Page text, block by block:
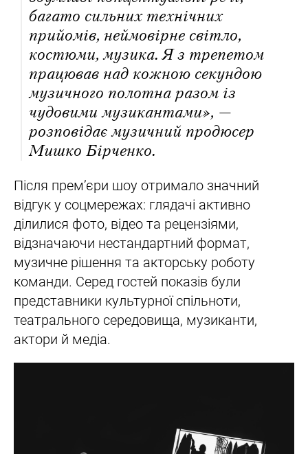
багато сильних технічних
прийомів, неймовірне світло,
костюми, музика. Я з трепетом
працював над кожною секундою
музичного полотна разом із
чудовими музикантами», —
розповідає музичний продюсер
Мишко Бірченко.
Після прем’єри шоу отримало значний
відгук у соцмережах: глядачі активно
ділилися фото, відео та рецензіями,
відзначаючи нестандартний формат,
музичне рішення та акторську роботу
команди. Серед гостей показів були
представники культурної спільноти,
театрального середовища, музиканти,
актори й медіа.